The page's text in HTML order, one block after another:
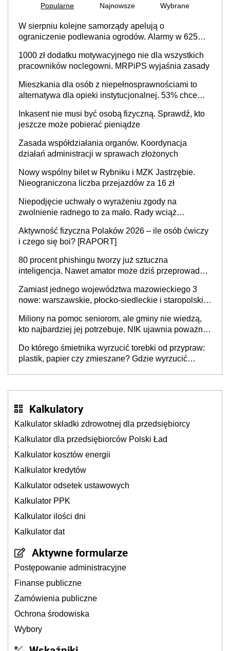
Popularne Najnowsze Wybrane
W sierpniu kolejne samorządy apelują o
ograniczenie podlewania ogrodów. Alarmy w 625
cały kraj
1000 zł dodatku motywacyjnego nie dla wszystkich
pracowników noclegowni. MRPiPS wyjaśnia zasady
Mieszkania dla osób z niepełnosprawnościami to
alternatywa dla opieki instytucjonalnej. 53% chce
Inkasent nie musi być osobą fizyczną. Sprawdź, kto
jeszcze może pobierać pieniądze
Zasada współdziałania organów. Koordynacja
działań administracji w sprawach złożonych
Nowy wspólny bilet w Rybniku i MZK Jastrzębie.
Nieograniczona liczba przejazdów za 16 zł
Niepodjęcie uchwały o wyrażeniu zgody na
zwolnienie radnego to za mało. Rady wciąż
sprawy
Aktywność fizyczna Polaków 2026 – ile osób ćwiczy
i czego się boi? [RAPORT]
80 procent phishingu tworzy już sztuczna
inteligencja. Nawet amator może dziś przeprowadzić
Zamiast jednego województwa mazowieckiego 3
nowe: warszawskie, płocko-siedleckie i staropolskie.
stołecznych
Miliony na pomoc seniorom, ale gminy nie wiedzą,
kto najbardziej jej potrzebuje. NIK ujawnia poważną
Do którego śmietnika wyrzucić torebki od przypraw:
plastik, papier czy zmieszane? Gdzie wyrzucić
Kalkulatory
Kalkulator składki zdrowotnej dla przedsiębiorcy
Kalkulator dla przedsiębiorców Polski Ład
Kalkulator kosztów energii
Kalkulator kredytów
Kalkulator odsetek ustawowych
Kalkulator PPK
Kalkulator ilości dni
Kalkulator dat
Aktywne formularze
Postępowanie administracyjne
Finanse publiczne
Zamówienia publiczne
Ochrona środowiska
Wybory